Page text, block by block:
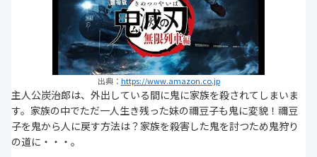
出典： https://www.amazon.co.jp
主人公炭治郎は、外出している間に鬼に家族を殺されてしまいま
す。家族の中でただ一人生き残った妹の禰豆子も鬼に変貌！禰豆
子を鬼から人に戻す方法は？家族を殺害した鬼を討つため鬼狩り
の道に・・・。